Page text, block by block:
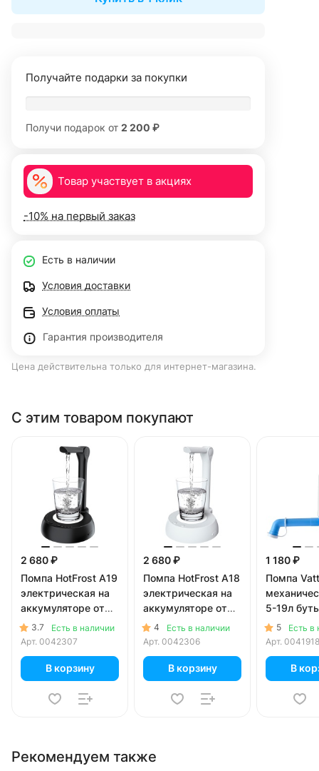
Получайте подарки за покупки
Получи подарок от 2 200 ₽
Товар участвует в акциях
-10% на первый заказ
Есть в наличии
Условия доставки
Условия оплаты
Гарантия производителя
Цена действительна только для интернет-магазина.
С этим товаром покупают
2 680 ₽
Помпа HotFrost A19
электрическая на
аккумуляторе от
USB для 5-19л
бутылей, черная (в
3.7
Есть в наличии
Арт. 0042307
В корзину
2 680 ₽
Помпа HotFrost A18
электрическая на
аккумуляторе от
USB для 5-19л
бутылей, белая (в
4
Есть в наличии
Арт. 0042306
В корзину
1 180 ₽
Помпа
5-19л
коробке)
5
Есть в
Арт. 0041918
В
Рекомендуем также